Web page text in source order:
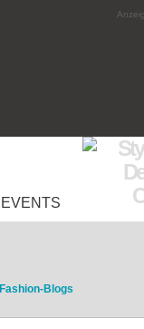
EVENTS
Fashion-Blogs